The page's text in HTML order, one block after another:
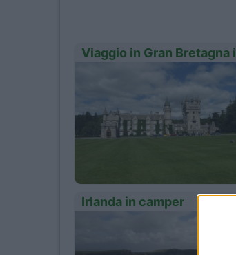
Viaggio in Gran Bretagna
Irlanda in camper